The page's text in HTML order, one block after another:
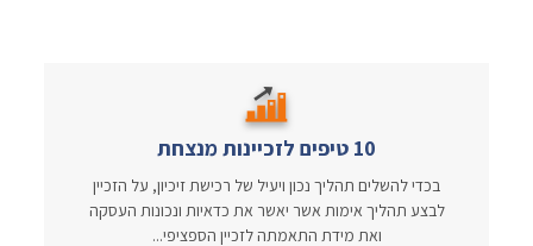
10 טיפים לזכיינות מנצחת
בכדי להשלים תהליך נכון ויעיל של רכישת זיכיון, על הזכיין
לבצע תהליך אימות אשר יאשר את כדאיות ונכונות העסקה
ואת מידת התאמתה לזכיין הספציפי...